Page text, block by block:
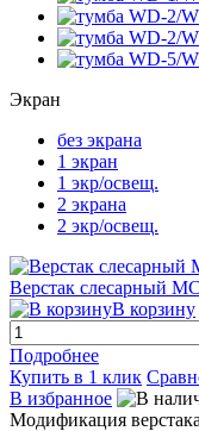
Экран
без экрана
1 экран
1 экр/освещ.
2 экрана
2 экр/освещ.
Верстак слесарный
В корзину
Подробнее
Купить в 1 клик
В избранное
Модификация верстака